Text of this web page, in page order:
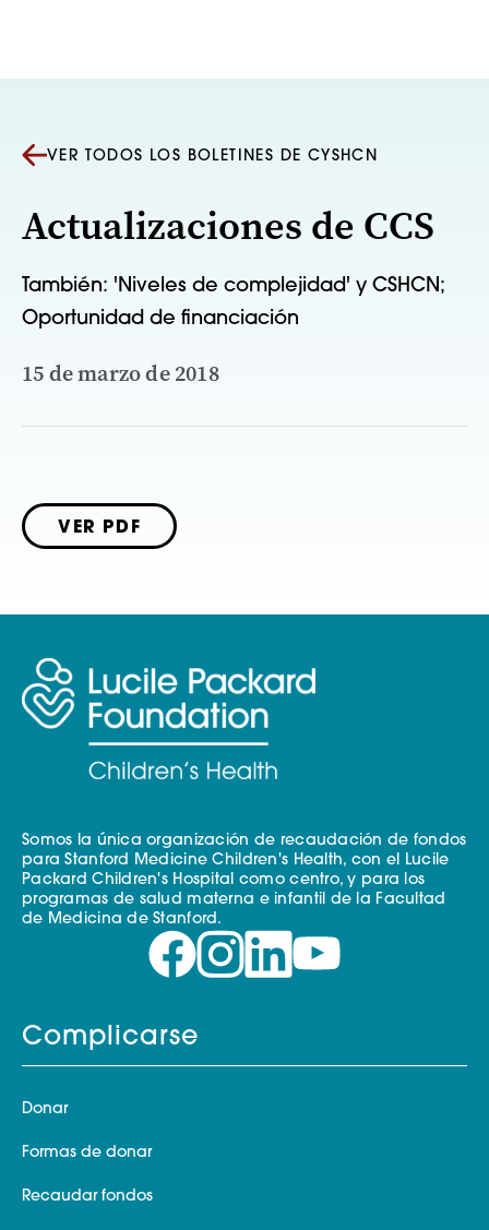
VER TODOS LOS BOLETINES DE CYSHCN
Actualizaciones de CCS
También: 'Niveles de complejidad' y CSHCN;
Oportunidad de financiación
15 de marzo de 2018
VER PDF
Somos la única organización de recaudación de fondos
para Stanford Medicine Children's Health, con el Lucile
Packard Children's Hospital como centro, y para los
programas de salud materna e infantil de la Facultad
de Medicina de Stanford.
Complicarse
Donar
Formas de donar
Recaudar fondos